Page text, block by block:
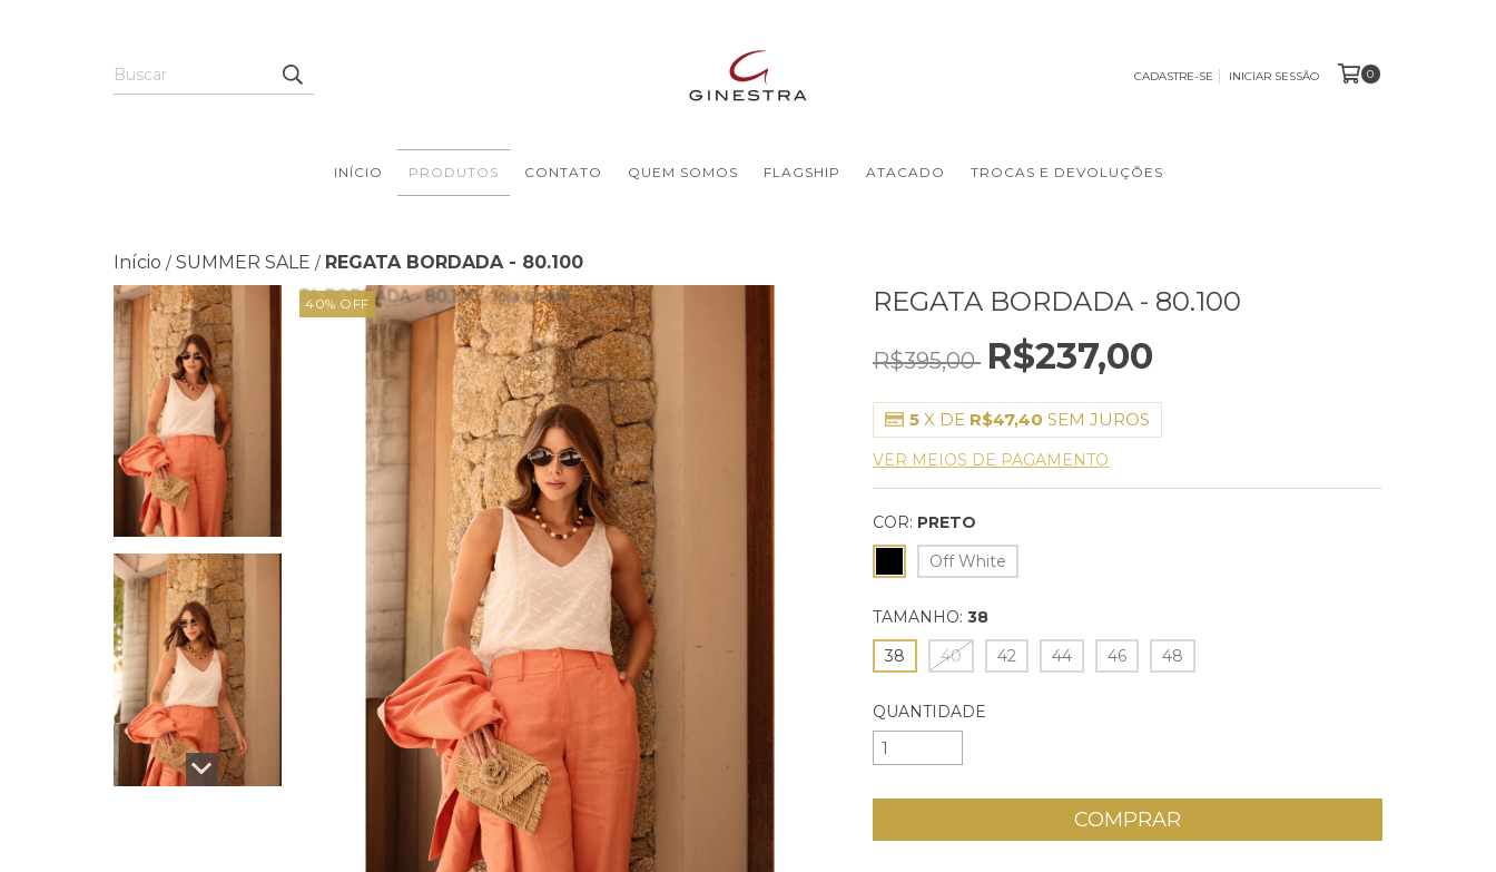
CADASTRE-SE INICIAR SESSÃO 0
INÍCIO PRODUTOS CONTATO QUEM SOMOS FLAGSHIP ATACADO TROCAS E DEVOLUÇÕES
Início / SUMMER SALE / REGATA BORDADA - 80.100
40% OFF REGATA BORDADA - 80.100
R$395,00 R$237,00
5 X DE R$47,40 SEM JUROS
VER MEIOS DE PAGAMENTO
COR: PRETO
Off White
TAMANHO: 38
38
40 42 44 46 48
QUANTIDADE